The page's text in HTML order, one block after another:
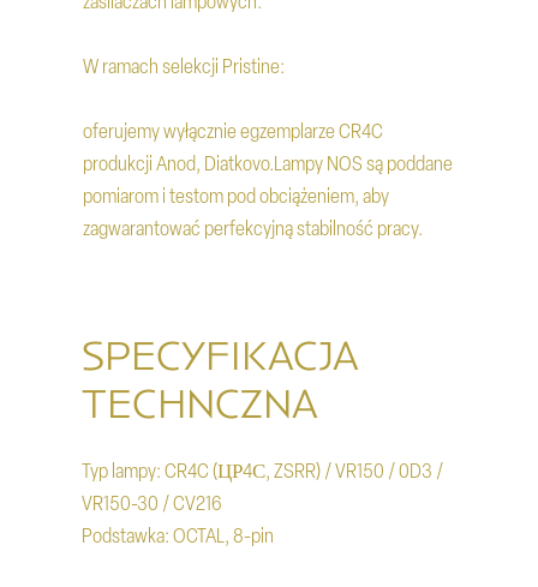
W ramach selekcji Pristine:
oferujemy wyłącznie egzemplarze CR4C
produkcji Anod, Diatkovo.Lampy NOS są poddane
pomiarom i testom pod obciążeniem, aby
zagwarantować perfekcyjną stabilność pracy.
SPECYFIKACJA
TECHNCZNA
Typ lampy: CR4C (ЦР4С, ZSRR) / VR150 / 0D3 /
VR150-30 / CV216
Podstawka: OCTAL, 8-pin